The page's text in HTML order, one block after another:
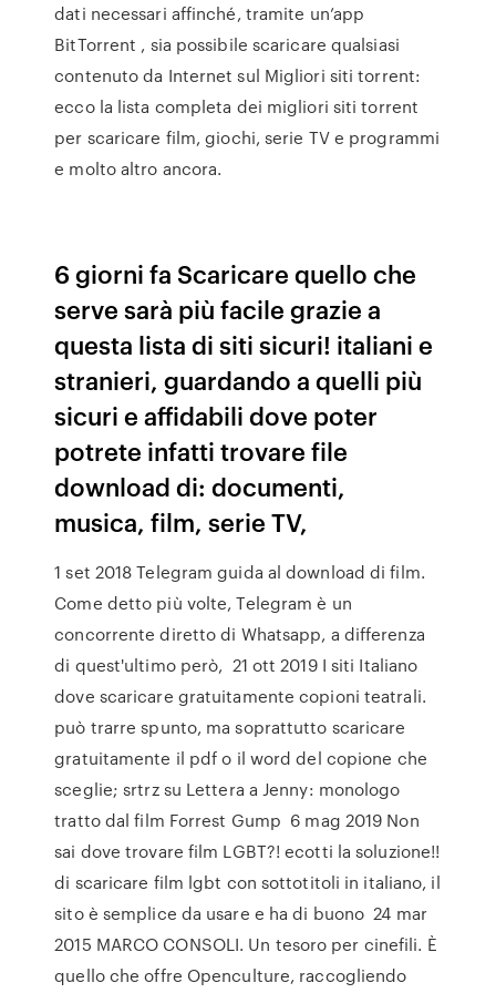
dati necessari affinché, tramite un’app
BitTorrent , sia possibile scaricare qualsiasi
contenuto da Internet sul Migliori siti torrent:
ecco la lista completa dei migliori siti torrent
per scaricare film, giochi, serie TV e programmi
e molto altro ancora.
6 giorni fa Scaricare quello che
serve sarà più facile grazie a
questa lista di siti sicuri! italiani e
stranieri, guardando a quelli più
sicuri e affidabili dove poter
potrete infatti trovare file
download di: documenti,
musica, film, serie TV,
1 set 2018 Telegram guida al download di film.
Come detto più volte, Telegram è un
concorrente diretto di Whatsapp, a differenza
di quest'ultimo però, 21 ott 2019 I siti Italiano
dove scaricare gratuitamente copioni teatrali.
può trarre spunto, ma soprattutto scaricare
gratuitamente il pdf o il word del copione che
sceglie; srtrz su Lettera a Jenny: monologo
tratto dal film Forrest Gump 6 mag 2019 Non
sai dove trovare film LGBT?! ecotti la soluzione!!
di scaricare film lgbt con sottotitoli in italiano, il
sito è semplice da usare e ha di buono 24 mar
2015 MARCO CONSOLI. Un tesoro per cinefili. È
quello che offre Openculture, raccogliendo